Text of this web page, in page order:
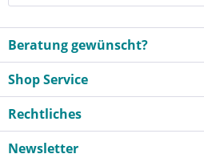
Beratung gewünscht?
Shop Service
Rechtliches
Newsletter